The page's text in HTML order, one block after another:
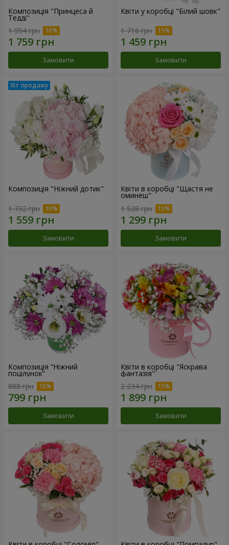
Композиція "Принцеса й
Тедді"
1 954 грн
Замовити
Квіти у коробці "Білий шовк"
1 716 грн
Замовити
Композиція "Ніжний дотик"
1 732 грн
Замовити
Квіти в коробці "Щастя не
оминеш"
1 528 грн
Замовити
Композиція “Ніжний
поцілунок”
888 грн
Замовити
Квіти в коробці "Яскрава
фантазія"
2 234 грн
Замовити